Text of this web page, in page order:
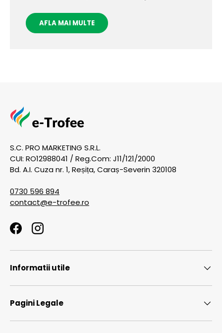
AFLA MAI MULTE
S.C. PRO MARKETING S.R.L.
CUI: RO12988041 / Reg.Com: J11/121/2000
Bd. A.I. Cuza nr. 1, Reșița, Caraș-Severin 320108
0730 596 894
contact@e-trofee.ro
FacebookInstagram
Informatii utile
Pagini Legale